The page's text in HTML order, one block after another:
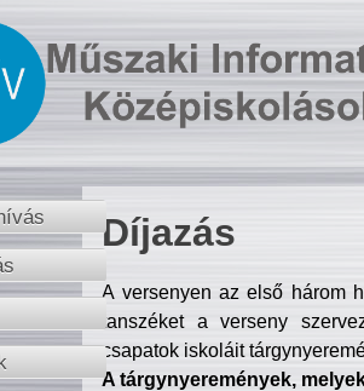
Díjazás
A versenyen az első három
tanszéket a verseny
csapatok iskoláit
A tárgynyeremények,